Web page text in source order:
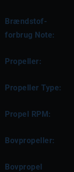
Brændstof-
forbrug Note:
Propeller:
Propeller Type:
Propel RPM:
Bovpropeller:
Bovpropel